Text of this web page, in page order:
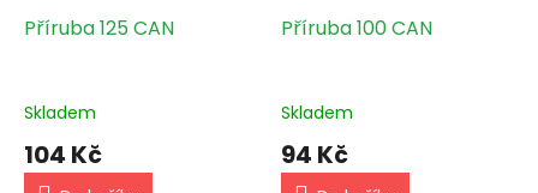
Příruba 125 CAN
Skladem
104 Kč
Příruba 100 CAN
Skladem
94 Kč